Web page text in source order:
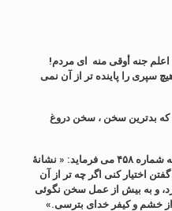
اعلم جنه أوقی منه ای مردم!
سپری را پاینده تر از آن نمی
که بدترین سخن ، سخن دروغ
امام در سخنان حکمت آمیز نهج البلاغه شماره ۴۵۸ می فرماید: « نشانۀ
اختیار کنی اگر چه تر از آن
و به بیش از عمل سخن نگوئی
خشم و کیفر خدای بترسی.»